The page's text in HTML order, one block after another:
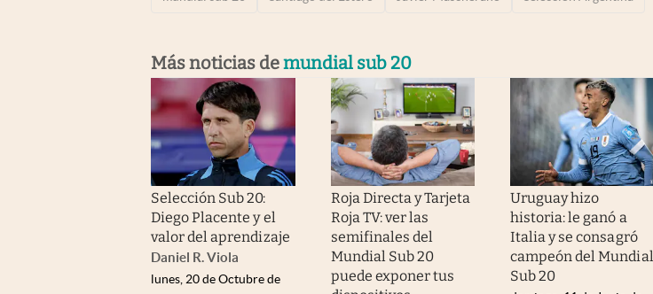
Más noticias demundial sub 20
Selección Sub 20:
Diego Placente y el
valor del aprendizaje
Daniel R. Viola
lunes, 20 de Octubre de
Roja Directa y Tarjeta
Roja TV: ver las
semifinales del
Mundial Sub 20
puede exponer tus
Uruguay hizo
historia: le ganó a
Italia y se consagró
campeón del Mundial
Sub 20